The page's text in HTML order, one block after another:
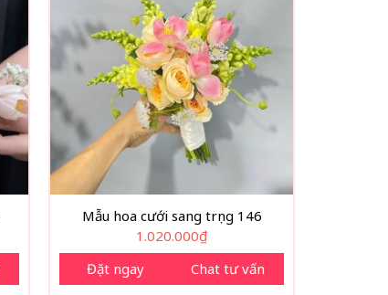
Mẫu hoa cưới sang trọng 146
1.020.000₫
Đặt ngay
Chat tư vấn